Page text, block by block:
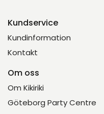
Kundservice
Kundinformation
Kontakt
Om oss
Om Kikiriki
Göteborg Party Centre